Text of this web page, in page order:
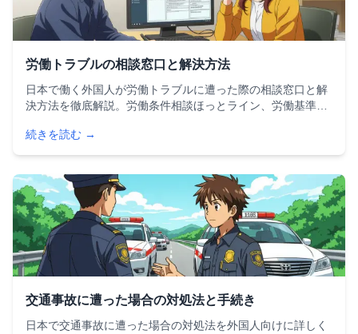
労働トラブルの相談窓口と解決方法
日本で働く外国人が労働トラブルに遭った際の相談窓口と解
決方法を徹底解説。労働条件相談ほっとライン、労働基準監
ビスから弁護士相談まで、必要な情報をすべてまとめまし
た。
続きを読む →
交通事故に遭った場合の対処法と手続き
日本で交通事故に遭った場合の対処法を外国人向けに詳しく